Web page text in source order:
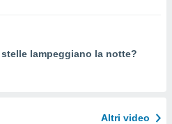
stelle lampeggiano la notte?
Altri video